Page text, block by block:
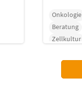
Onkologie
Beratung
Zellkultur